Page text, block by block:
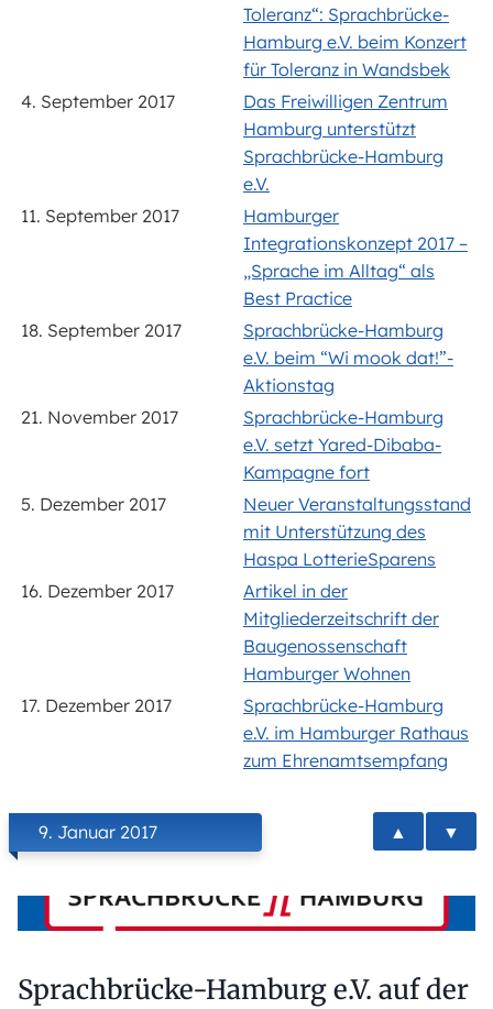
Toleranz“: Sprachbrücke-
Hamburg e.V. beim Konzert
für Toleranz in Wandsbek
4. September 2017
Das Freiwilligen Zentrum
Hamburg unterstützt
Sprachbrücke-Hamburg
e.V.
11. September 2017
Hamburger
Integrationskonzept 2017 –
„Sprache im Alltag“ als
Best Practice
18. September 2017
Sprachbrücke-Hamburg
e.V. beim “Wi mook dat!”-
Aktionstag
21. November 2017
Sprachbrücke-Hamburg
e.V. setzt Yared-Dibaba-
Kampagne fort
5. Dezember 2017
Neuer Veranstaltungsstand
mit Unterstützung des
Haspa LotterieSparens
16. Dezember 2017
Artikel in der
Mitgliederzeitschrift der
Baugenossenschaft
Hamburger Wohnen
17. Dezember 2017
Sprachbrücke-Hamburg
e.V. im Hamburger Rathaus
zum Ehrenamtsempfang
9. Januar 2017 ▲ ▼
Sprachbrücke-Hamburg e.V. auf der